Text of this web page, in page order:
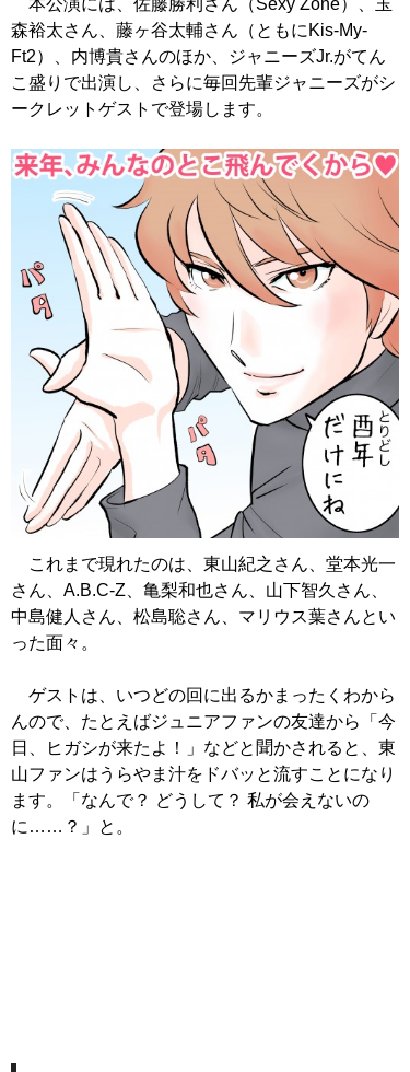
森裕太さん、藤ヶ谷太輔さん（ともにKis-My-
Ft2）、内博貴さんのほか、ジャニーズJr.がてん
こ盛りで出演し、さらに毎回先輩ジャニーズがシ
ークレットゲストで登場します。
これまで現れたのは、東山紀之さん、堂本光一
さん、A.B.C-Z、亀梨和也さん、山下智久さん、
中島健人さん、松島聡さん、マリウス葉さんとい
った面々。
ゲストは、いつどの回に出るかまったくわから
んので、たとえばジュニアファンの友達から「今
日、ヒガシが来たよ！」などと聞かされると、東
山ファンはうらやま汁をドバッと流すことになり
ます。「なんで？ どうして？ 私が会えないの
に……？」と。